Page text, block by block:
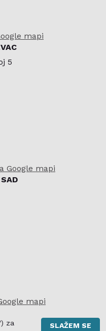
mapi
5
Google mapi
mapi
za
SLAŽEM SE